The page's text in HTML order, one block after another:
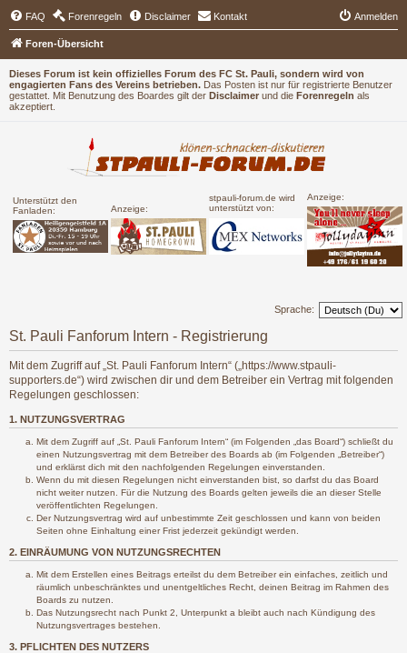
Dieses Forum ist kein offizielles Forum des FC St. Pauli, sondern wird von
engagierten Fans des Vereins betrieben. Das Posten ist nur für registrierte Benutzer
gestattet. Mit Benutzung des Boardes gilt der Disclaimer und die Forenregeln als
akzeptiert.
Unterstützt den
Fanladen:
Anzeige:
stpauli-forum.de wird
unterstützt von:
Anzeige:
FAQ Forenregeln Disclaimer Kontakt Anmelden
Foren-Übersicht
Sprache:
St. Pauli Fanforum Intern - Registrierung
Mit dem Zugriff auf „St. Pauli Fanforum Intern“ („https://www.stpauli-
supporters.de“) wird zwischen dir und dem Betreiber ein Vertrag mit folgenden
Regelungen geschlossen:
1. NUTZUNGSVERTRAG
Mit dem Zugriff auf „St. Pauli Fanforum Intern“ (im Folgenden „das Board“) schließt du
einen Nutzungsvertrag mit dem Betreiber des Boards ab (im Folgenden „Betreiber“)
und erklärst dich mit den nachfolgenden Regelungen einverstanden.
Wenn du mit diesen Regelungen nicht einverstanden bist, so darfst du das Board
nicht weiter nutzen. Für die Nutzung des Boards gelten jeweils die an dieser Stelle
veröffentlichten Regelungen.
Der Nutzungsvertrag wird auf unbestimmte Zeit geschlossen und kann von beiden
Seiten ohne Einhaltung einer Frist jederzeit gekündigt werden.
2. EINRÄUMUNG VON NUTZUNGSRECHTEN
Mit dem Erstellen eines Beitrags erteilst du dem Betreiber ein einfaches, zeitlich und
räumlich unbeschränktes und unentgeltliches Recht, deinen Beitrag im Rahmen des
Boards zu nutzen.
Das Nutzungsrecht nach Punkt 2, Unterpunkt a bleibt auch nach Kündigung des
Nutzungsvertrages bestehen.
3. PFLICHTEN DES NUTZERS